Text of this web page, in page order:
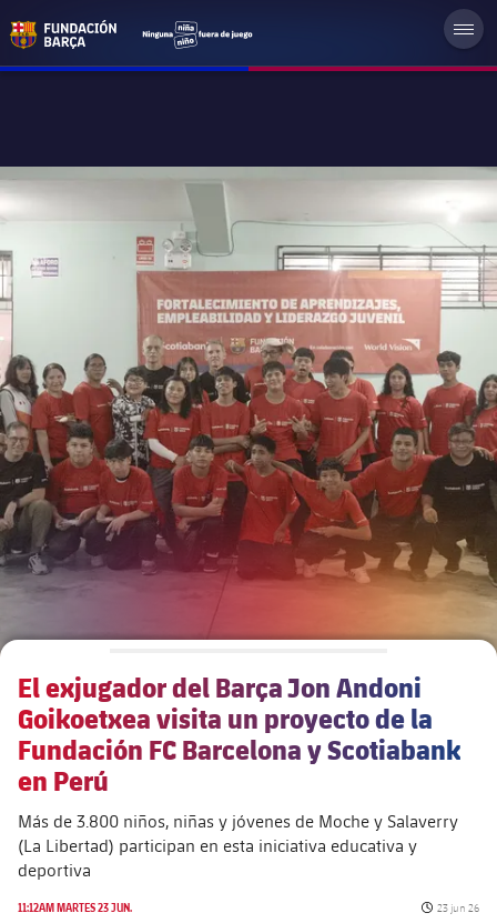
El exjugador del Barça Jon Andoni
Goikoetxea visita un proyecto de la
Fundación FC Barcelona y Scotiabank
en Perú
Más de 3.800 niños, niñas y jóvenes de Moche y Salaverry
(La Libertad) participan en esta iniciativa educativa y
deportiva
11:12AM MARTES 23 JUN. Fecha de
23 jun 26